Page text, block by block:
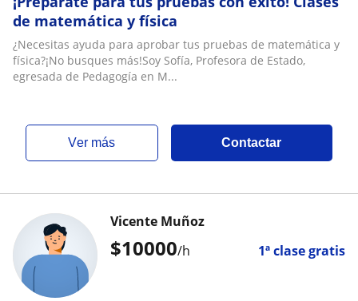
de matemática y física
¿Necesitas ayuda para aprobar tus pruebas de matemática y
física?¡No busques más!Soy Sofía, Profesora de Estado,
egresada de Pedagogía en M...
ver más Contactar
$10000/h 1ª clase gratis
Vicente Muñoz